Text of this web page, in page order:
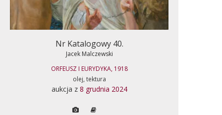
Nr Katalogowy 40.
Jacek Malczewski
ORFEUSZ I EURYDYKA, 1918
olej, tektura
aukcja z 8 grudnia 2024